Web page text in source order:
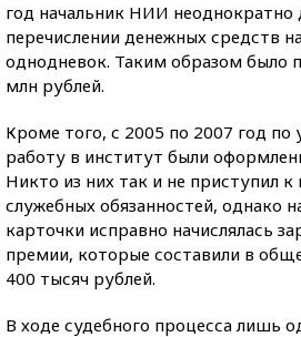
год начальник НИИ неоднократно
перечислении денежных средств
однодневок. Таким образом было
млн рублей.
Кроме того, с 2005 по 2007 год по
работу в институт были
Никто из них так и не приступил
служебных обязанностей, однако
карточки исправно начислялась
премии, которые составили в
400 тысяч рублей.
В ходе судебного процесса лишь